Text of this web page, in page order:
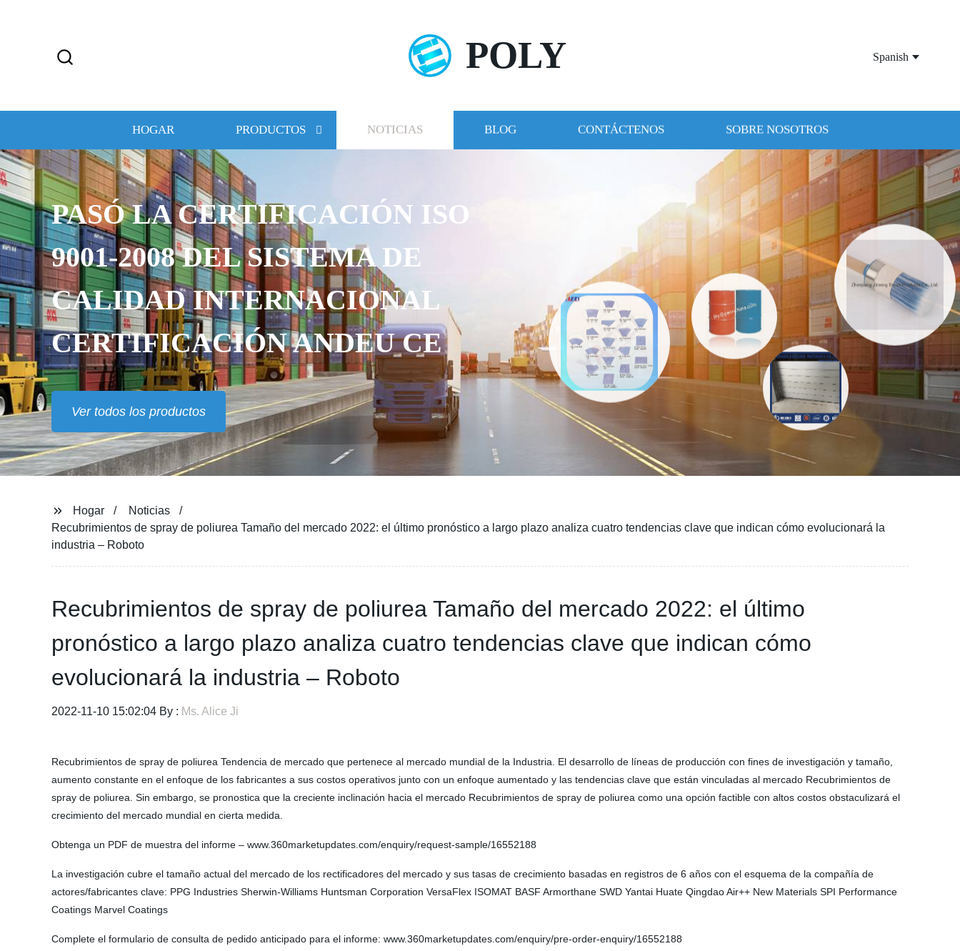
POLY Spanish
HOGAR PRODUCTOS NOTICIAS BLOG CONTÁCTENOS SOBRE NOSOTROS
PASÓ LA CERTIFICACIÓN ISO
9001-2008 DEL SISTEMA DE
CALIDAD INTERNACIONAL
CERTIFICACIÓN ANDEU CE
Ver todos los productos
Hogar
Noticias
Recubrimientos de spray de poliurea Tamaño del mercado 2022: el último pronóstico a largo plazo analiza cuatro tendencias clave que indican cómo evolucionará la
industria – Roboto
Recubrimientos de spray de poliurea Tamaño del mercado 2022: el último
pronóstico a largo plazo analiza cuatro tendencias clave que indican cómo
evolucionará la industria – Roboto
2022-11-10 15:02:04 By : Ms. Alice Ji
Recubrimientos de spray de poliurea Tendencia de mercado que pertenece al mercado mundial de la Industria. El desarrollo de líneas de producción con fines de investigación y tamaño,
aumento constante en el enfoque de los fabricantes a sus costos operativos junto con un enfoque aumentado y las tendencias clave que están vinculadas al mercado Recubrimientos de
spray de poliurea. Sin embargo, se pronostica que la creciente inclinación hacia el mercado Recubrimientos de spray de poliurea como una opción factible con altos costos obstaculizará el
crecimiento del mercado mundial en cierta medida.
Obtenga un PDF de muestra del informe – www.360marketupdates.com/enquiry/request-sample/16552188
La investigación cubre el tamaño actual del mercado de los rectificadores del mercado y sus tasas de crecimiento basadas en registros de 6 años con el esquema de la compañía de
actores/fabricantes clave: PPG Industries Sherwin-Williams Huntsman Corporation VersaFlex ISOMAT BASF Armorthane SWD Yantai Huate Qingdao Air++ New Materials SPI Performance
Coatings Marvel Coatings
Complete el formulario de consulta de pedido anticipado para el informe: www.360marketupdates.com/enquiry/pre-order-enquiry/16552188